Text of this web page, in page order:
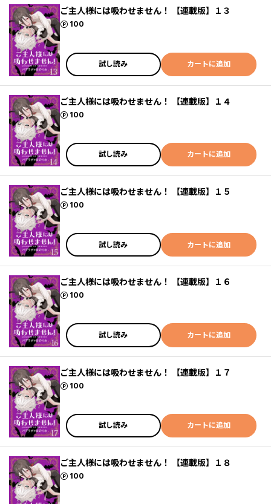
ご主人様には吸わせません！ 【連載版】１３
100
ポイント
試し読み カートに追加
ご主人様には吸わせません！ 【連載版】１４
100
ポイント
試し読み カートに追加
ご主人様には吸わせません！ 【連載版】１５
100
ポイント
試し読み カートに追加
ご主人様には吸わせません！ 【連載版】１６
100
ポイント
試し読み カートに追加
ご主人様には吸わせません！ 【連載版】１７
100
ポイント
試し読み カートに追加
ご主人様には吸わせません！ 【連載版】１８
100
ポイント